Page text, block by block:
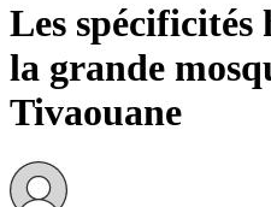
Les spécificités
la grande
Tivaouane